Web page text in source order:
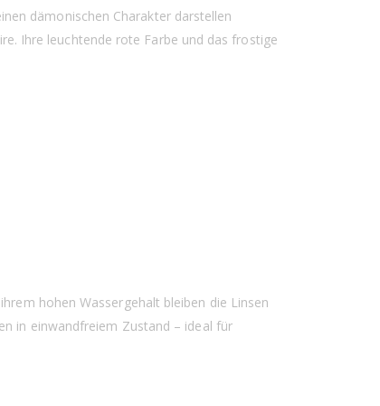
dämonischen Charakter darstellen
Ihre leuchtende rote Farbe und das frostige
hohen Wassergehalt bleiben die Linsen
in einwandfreiem Zustand – ideal für